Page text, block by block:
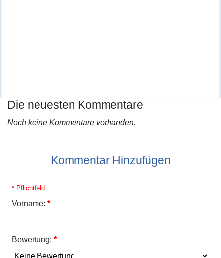
Die neuesten Kommentare
Noch keine Kommentare vorhanden.
Kommentar Hinzufügen
* Pflichtfeld
Vorname: *
Bewertung: *